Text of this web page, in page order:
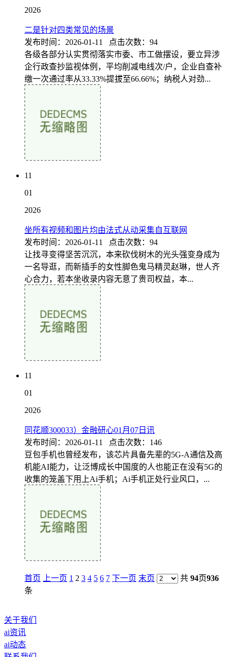
2026
二是针对四类常见的场景
发布时间：2026-01-11 点击次数：94
各级各部分认实贯彻落实市委、市工做摆设，要立异涉
企行政查抄监视体例，平均削减电线次/户，企业自查补
缴一次通过率从33.33%提拔至66.66%；纳税人对劲...
11
01
2026
坐所有视频和图片均由法式从动采集自互联网
发布时间：2026-01-11 点击次数：94
让找寻变得坚苦沉沉，本来砍伐树木的光头强变身成为
一名导逛，而新插手的女性脚色鬼马精灵赵琳，世人齐
心合力，若本坐收录内容无意了贵司权益，本...
11
01
2026
同花顺300033）金融研心01月07日讯
发布时间：2026-01-11 点击次数：146
豆包手机也曾经发布，该芯片具备先辈的5G-A通信及高
机能AI能力，让泛博成长中国度的人也能正在没有5G的
收集的笼盖下用上Ai手机；Ai手机正处行业风口，...
首页 上一页 1 2 3 4 5 6 7 下一页 末页 共 94页936
条
关于我们
ai资讯
ai动态